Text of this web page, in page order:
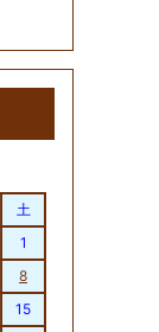
土
1
8
15